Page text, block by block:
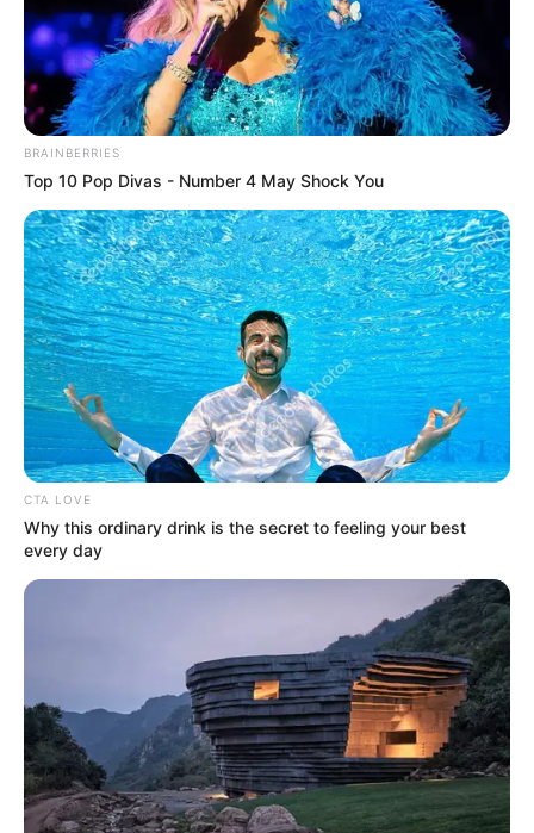
ดวงชะตาผู้ที่เกิดวันจันทร์
ทิศที่ดีสัปดาห์นี้ ทิศ
ตะวันใต้ ทิศเหนือ ทิศ
ตะวันตกเฉียงเหนือ
เลขมงคล 2 7 6 3 ใช้ต่อ
ท้าย ID Line เสริมดวง
ดี
การงาน ธุรกิจจะมีเรื่องใหม่ๆ เข้ามาให้ทำเตรียม
รับมือให้ดี และต้องระวังเรื่องอารมณ์ขึ้นลงกับคน
รอบข้าง อาจขัดใจกันได้ การเงินเข้าออกดีกับเรื่อง
ออนไลน์ การขนส่ง ใช้จ่ายเยอะหมุนเวียนดี ถ้าอดใจ
ไว้บ้างก็จะดีมีค่าใช้จ่ายรออยู่ สุขภาพไม่พ้นเรื่องการ
กิน ระบบภายในช่องท้องดูแลให้ดี ด้านความรักความ
BRAINBERRIES
Top 10 Pop Divas - Number 4 May Shock You
CTA LOVE
Why this ordinary drink is the secret to feeling your best
every day